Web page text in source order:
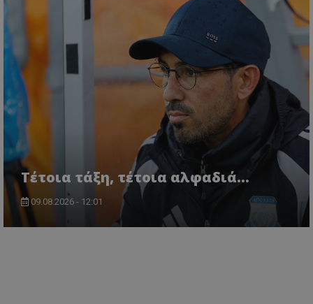
Τέτοια τάξη, τέτοια αλφαδιά...
09.08.2026 - 12:01